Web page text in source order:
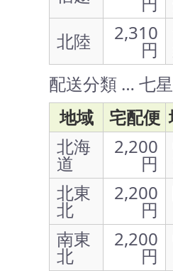
北陸
2,310
円
配送分類 … 七
地域
宅配便
北海
道
2,200
円
北東
北
2,200
円
南東
北
2,200
円